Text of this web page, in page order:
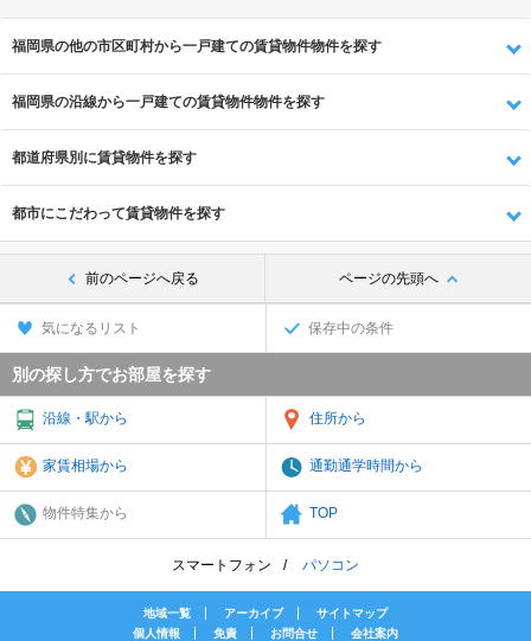
福岡県の他の市区町村から一戸建ての賃貸物件物件を探す
福岡県の沿線から一戸建ての賃貸物件物件を探す
都道府県別に賃貸物件を探す
都市にこだわって賃貸物件を探す
前のページへ戻る ページの先頭へ
気になるリスト 保存中の条件
別の探し方でお部屋を探す
沿線・駅から 住所から
家賃相場から 通勤通学時間から
物件特集から TOP
スマートフォン パソコン
地域一覧 アーカイブ
サイトマップ
個人情報
免責 お問合せ 会社案内